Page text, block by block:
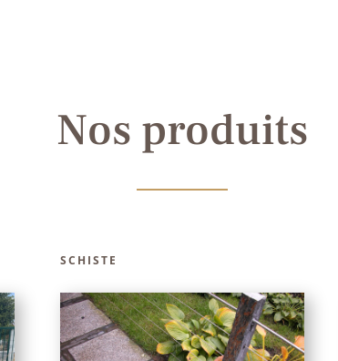
Nos produits
SCHISTE